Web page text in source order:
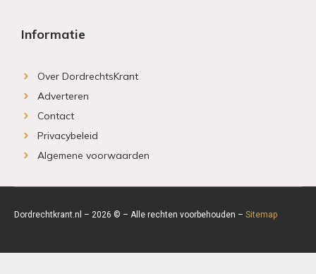
Informatie
Over DordrechtsKrant
Adverteren
Contact
Privacybeleid
Algemene voorwaarden
Dordrechtkrant.nl – 2026 © – Alle rechten voorbehouden – Sitemap